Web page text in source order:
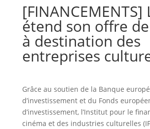
[FINANCEMENTS]
étend son offre
à destination des
entreprises
Grâce au soutien de la Banque
d’investissement et du Fonds
d’investissement, l’Institut pour le
cinéma et des industries culturelles